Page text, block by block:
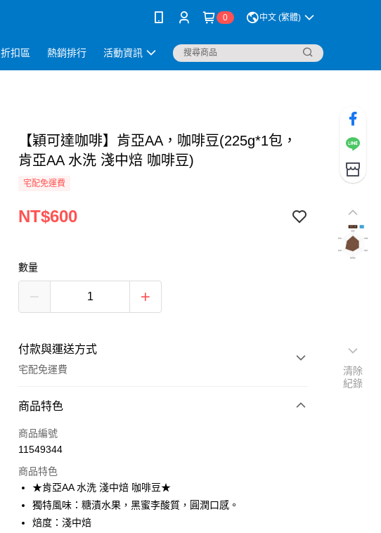
0 中文 (繁體)
折扣區 熱銷排行 活動資訊
【穎可達咖啡】肯亞AA，咖啡豆(225g*1包，
肯亞AA 水洗 淺中焙 咖啡豆)
宅配免運費
NT$600
數量
付款與運送方式
宅配免運費
付款方式
全家線上支付
運送方式
本島宅配-活動商品
免運費
商品特色
商品編號
11549344
商品特色
★肯亞AA 水洗 淺中焙 咖啡豆★
獨特風味：糖漬水果，黑蜜李酸質，圓潤口感。
焙度：淺中焙
清除
紀錄